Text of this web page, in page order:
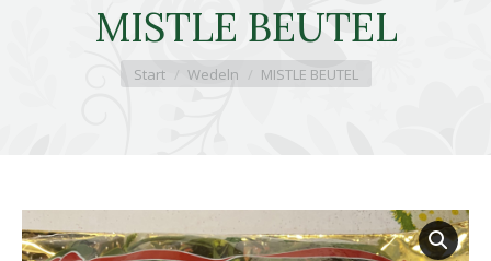
MISTLE BEUTEL
Sie befinden sich hier:
Start Wedeln MISTLE BEUTEL